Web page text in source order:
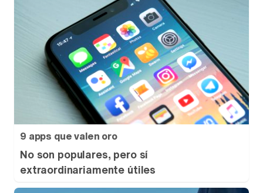
9 apps que valen oro
No son populares, pero sí
extraordinariamente útiles